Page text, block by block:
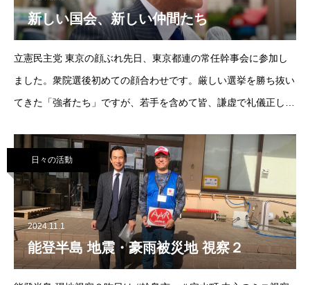
新しい国会、新しい仲間たち
立憲民主党 東京の顔ぶれ先日、東京都連の常任幹事会に参加し
ました。衆院選後初めての顔合わせです。厳しい選挙を勝ち抜い
てきた「強者たち」ですが、若手を含めて皆、謙虚で礼儀正しか
だと思います。首班指名選挙で誰が総理に選ばれよ
日々の活動
2024.11.1
能登半島 地震・豪雨被災地 視察２